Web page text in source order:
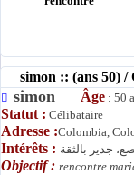
simon :: (ans 50) /
simon Âge : 50
Statut : Célibataire
Adresse :Colombia,
Intérêts : جدير بالثقة
Objectif : rencontre